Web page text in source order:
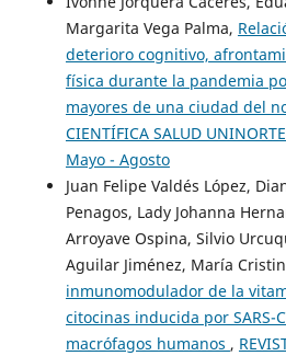
Margarita Vega Palma,
deterioro cognitivo,
física durante la pandemia
mayores de una ciudad del
CIENTÍFICA SALUD
Mayo - Agosto
Juan Felipe Valdés López,
Penagos, Lady Johanna
Arroyave Ospina, Silvio
Aguilar Jiménez, María
inmunomodulador de la
citocinas inducida por SARS-
macrófagos humanos ,